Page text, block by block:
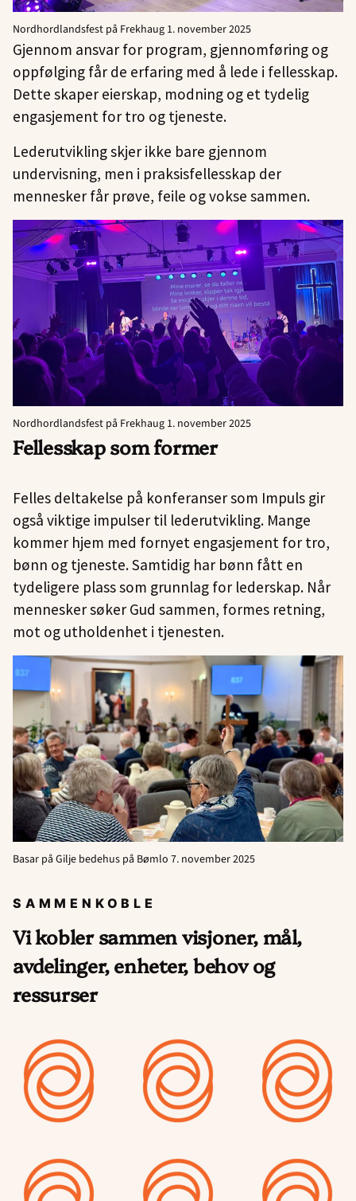
Nordhordlandsfest på Frekhaug 1. november 2025
Gjennom ansvar for program, gjennomføring og
oppfølging får de erfaring med å lede i fellesskap.
Dette skaper eierskap, modning og et tydelig
engasjement for tro og tjeneste.
Lederutvikling skjer ikke bare gjennom
undervisning, men i praksisfellesskap der
mennesker får prøve, feile og vokse sammen.
Nordhordlandsfest på Frekhaug 1. november 2025
Fellesskap som former
Felles deltakelse på konferanser som Impuls gir
også viktige impulser til lederutvikling. Mange
kommer hjem med fornyet engasjement for tro,
bønn og tjeneste. Samtidig har bønn fått en
tydeligere plass som grunnlag for lederskap. Når
mennesker søker Gud sammen, formes retning,
mot og utholdenhet i tjenesten.
Basar på Gilje bedehus på Bømlo 7. november 2025
SAMMENKOBLE
Vi kobler sammen visjoner, mål,
avdelinger, enheter, behov og
ressurser